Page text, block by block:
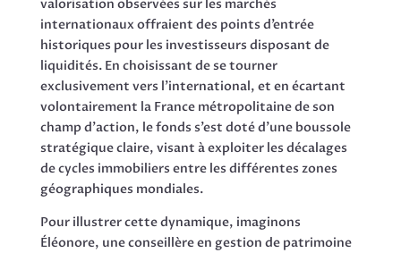
valorisation observées sur les marchés
internationaux offraient des points d’entrée
historiques pour les investisseurs disposant de
liquidités. En choisissant de se tourner
exclusivement vers l’international, et en écartant
volontairement la France métropolitaine de son
champ d’action, le fonds s’est doté d’une boussole
stratégique claire, visant à exploiter les décalages
de cycles immobiliers entre les différentes zones
géographiques mondiales.
Pour illustrer cette dynamique, imaginons
Éléonore, une conseillère en gestion de patrimoine